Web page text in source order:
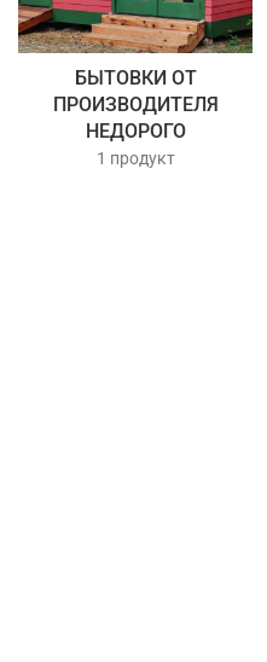
БЫТОВКИ ОТ
ПРОИЗВОДИТЕЛЯ
НЕДОРОГО
1 продукт